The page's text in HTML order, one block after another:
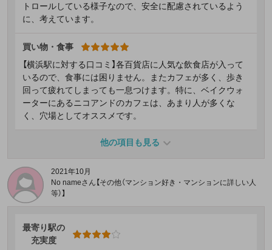
トロールしている様子なので、安全に配慮されているよう
に、考えています。
買い物・食事
【横浜駅に対する口コミ】各百貨店に人気な飲食店が入って
いるので、食事には困りません。またカフェが多く、歩き
回って疲れてしまっても一息つけます。特に、ベイクウォ
ーターにあるニコアンドのカフェは、あまり人が多くな
く、穴場としてオススメです。
他の項目も見る
2021年10月
No nameさん【その他（マンション好き・マンションに詳しい人
等）】
最寄り駅の
充実度